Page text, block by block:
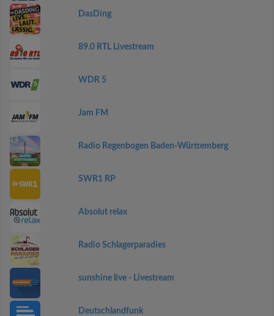
DasDing
89.0 RTL Livestream
WDR 5
Jam FM
Radio Regenbogen Baden-Württemberg
SWR1 RP
Absolut relax
Radio Schlagerparadies
sunshine live - Livestream
Deutschlandfunk